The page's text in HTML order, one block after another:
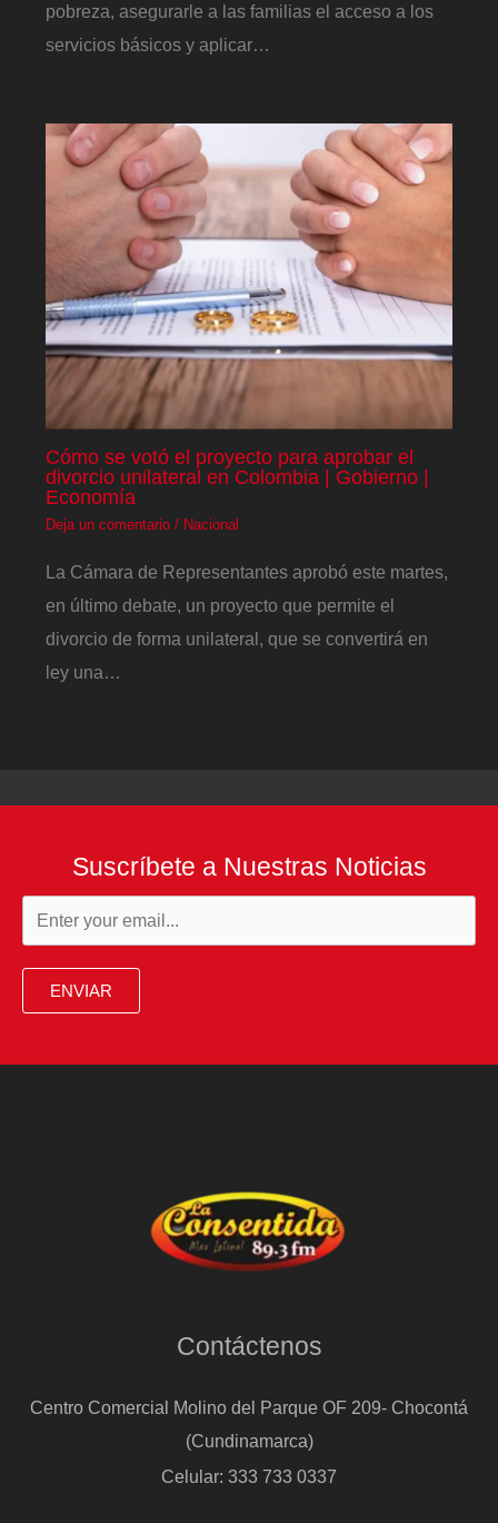
pobreza, asegurarle a las familias el acceso a los
servicios básicos y aplicar…
Cómo se votó el proyecto para aprobar el
divorcio unilateral en Colombia | Gobierno |
Economía
Deja un comentario / Nacional
La Cámara de Representantes aprobó este martes,
en último debate, un proyecto que permite el
divorcio de forma unilateral, que se convertirá en
ley una…
Suscríbete a Nuestras Noticias
ENVIAR
Contáctenos
Centro Comercial Molino del Parque OF 209- Chocontá
(Cundinamarca)
Celular: 333 733 0337